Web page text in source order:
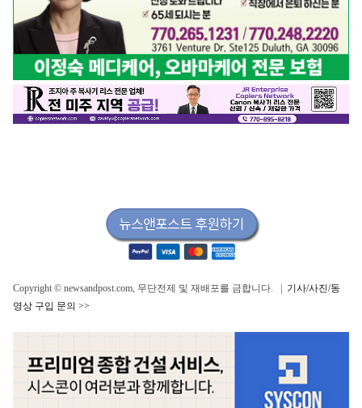
Copyright © newsandpost.com, 무단전제 및 재배포를 금합니다. | 기사/사진/동
영상 구입 문의 >>